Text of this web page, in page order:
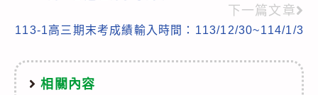
articles
下一篇文章
113-1高三期末考成績輸入時間：113/12/30~114/1/3
相關內容